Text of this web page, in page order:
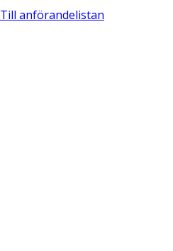
Till anförandelistan